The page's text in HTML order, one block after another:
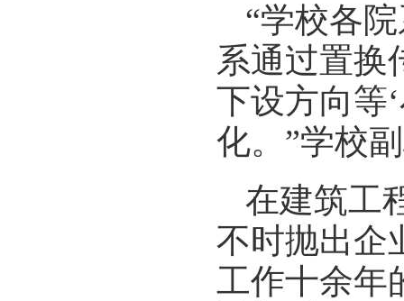
“学校各
系通过置换
下设方向等
化。”学校
在建筑工
不时抛出企
工作十余年